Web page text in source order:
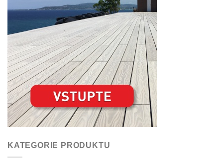
KATEGORIE PRODUKTU